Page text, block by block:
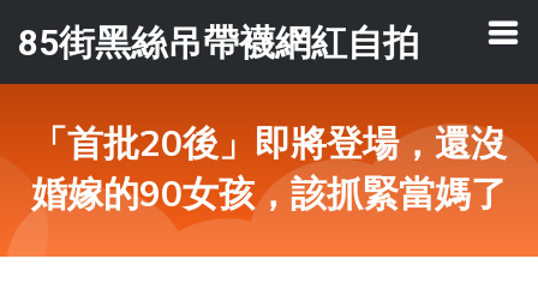
85街黑絲吊帶襪網紅自拍
「首批20後」即將登場，還沒
婚嫁的90女孩，該抓緊當媽了